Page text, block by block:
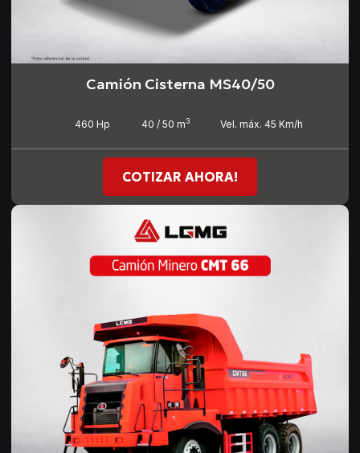
Camión Cisterna MS40/50
460 Hp 40 / 50 m3 Vel. máx. 45 Km/h
COTIZAR AHORA!